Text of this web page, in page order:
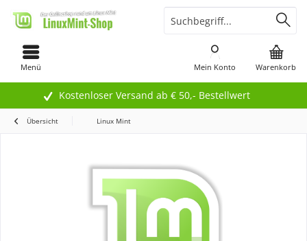
Kostenloser Versand ab € 50,- Bestellwert
Menü Warenkorb
Mein Konto
Übersicht Linux Mint